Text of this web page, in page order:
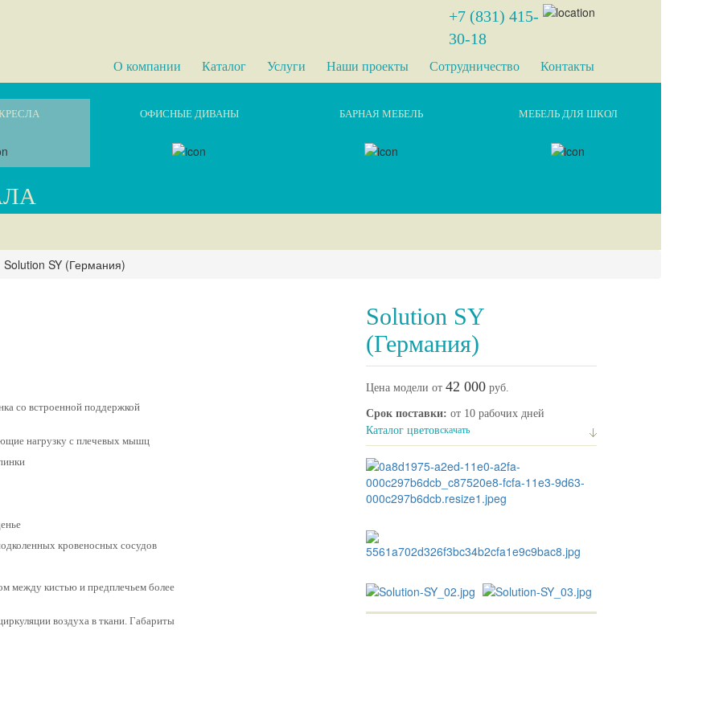
+7 (831) 415-
30-18
О компании Каталог Услуги Наши проекты Сотрудничество Контакты
ОФИСНЫЕ ДИВАНЫ БАРНАЯ МЕБЕЛЬ МЕБЕЛЬ ДЛЯ ШКОЛ
Solution SY (Германия)
Solution SY
(Германия)
Цена модели от 42 000 руб.
Срок поставки: от 10 рабочих дней
Каталог цветовскачать
со встроенной поддержкой
нагрузку с плечевых мышц
кровеносных сосудов
между кистью и предплечьем более
воздуха в ткани. Габариты